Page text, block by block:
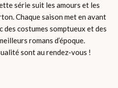
série suit les amours et les
Chaque saison met en avant
des costumes somptueux et des
romans d’époque.
sont au rendez-vous !